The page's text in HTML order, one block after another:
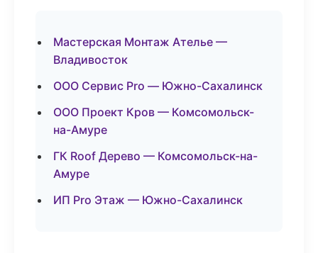
Мастерская Монтаж Ателье —
Владивосток
ООО Сервис Pro — Южно-Сахалинск
ООО Проект Кров — Комсомольск-
на-Амуре
ГК Roof Дерево — Комсомольск-на-
Амуре
ИП Pro Этаж — Южно-Сахалинск